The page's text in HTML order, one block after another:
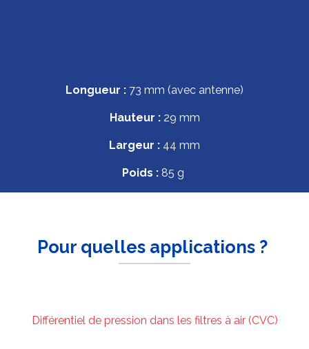
Longueur : 73 mm (avec antenne)
Hauteur :29 mm
Largeur : 44 mm
Poids : 85 g
Pour quelles applications ?
Différentiel de pression dans les filtres à air (CVC)